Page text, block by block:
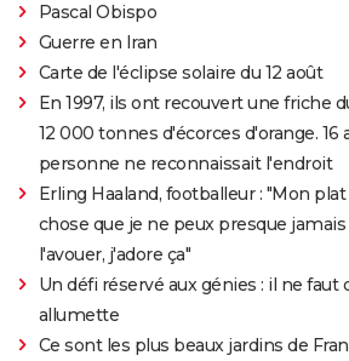
Pascal Obispo
Guerre en Iran
Carte de l'éclipse solaire du 12 août
En 1997, ils ont recouvert une friche
12 000 tonnes d'écorces d'orange. 16
personne ne reconnaissait l'endroit
Erling Haaland, footballeur : "Mon
chose que je ne peux presque
l'avouer, j'adore ça"
Un défi réservé aux génies : il ne faut
allumette
Ce sont les plus beaux jardins de